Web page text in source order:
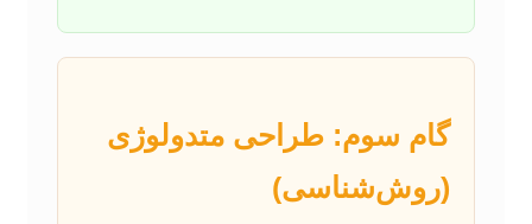
گام سوم: طراحی متدولوژی
(روش‌شناسی)